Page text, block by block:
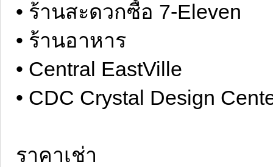
• ร้านสะดวกซื้อ 7-Eleven
• ร้านอาหาร
• Central EastVille
• CDC Crystal Design
ราคาเช่า